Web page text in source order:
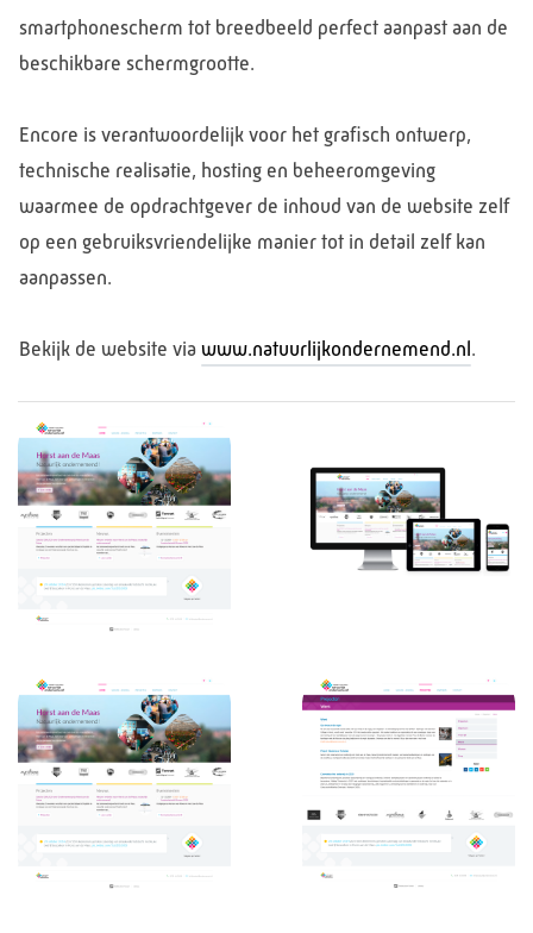
smartphonescherm tot breedbeeld perfect aanpast aan de
beschikbare schermgrootte.
Encore is verantwoordelijk voor het grafisch ontwerp,
technische realisatie, hosting en beheeromgeving
waarmee de opdrachtgever de inhoud van de website zelf
op een gebruiksvriendelijke manier tot in detail zelf kan
aanpassen.
Bekijk de website viawww.natuurlijkondernemend.nl.